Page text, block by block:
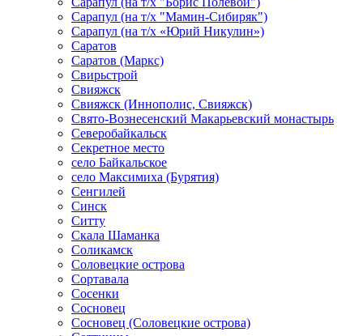
Сарапул (на т/х "Мамин-Сибиряк")
Сарапул (на т/х «Юрий Никулин»)
Саратов
Саратов (Маркс)
Свирьстрой
Свияжск
Свияжск (Иннополис, Свияжск)
Свято-Вознесенский Макарьевский монастырь
Северобайкальск
Секретное место
село Байкальское
село Максимиха (Бурятия)
Сенгилей
Синск
Ситту
Скала Шаманка
Соликамск
Соловецкие острова
Сортавала
Сосенки
Сосновец
Сосновец (Соловецкие острова)